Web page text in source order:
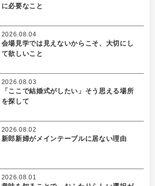
に必要なこと
会場見学では見えないからこそ、大切にし
て欲しいこと
2026.08.04
「ここで結婚式がしたい」そう思える場所
を探して
2026.08.03
新郎新婦がメインテーブルに居ない理由
2026.08.02
2026.08.01